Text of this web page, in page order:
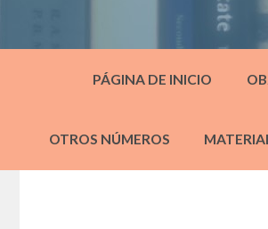
PÁGINA DE INICIO
OTROS NÚMEROS